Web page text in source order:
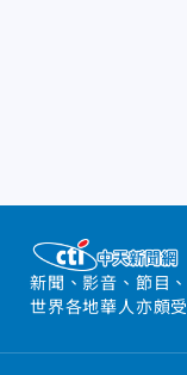
新聞、影音、節目
世界各地華人亦頗